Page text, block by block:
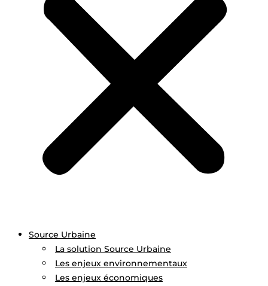
Source Urbaine
La solution Source Urbaine
Les enjeux environnementaux
Les enjeux économiques